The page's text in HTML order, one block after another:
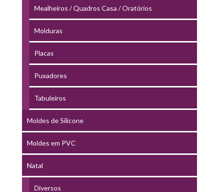
Mealheiros / Quadros Casa / Oratórios
Molduras
Placas
Puxadores
Tabuleiros
Moldes de Silicone
Moldes em PVC
Natal
Diversos